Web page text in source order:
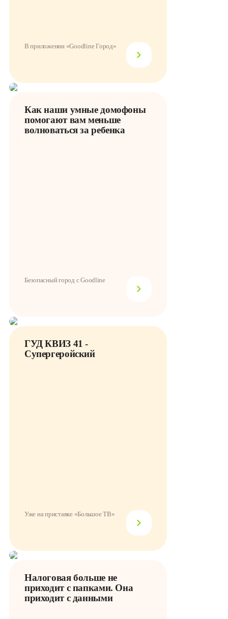
В приложении «Goodline Город»
Как наши умные домофоны
помогают вам меньше
волноваться за ребенка
Безопасный город с Goodline
ГУД КВИЗ 41 -
Супергеройский
Уже на приставке «Большое ТВ»
Налоговая больше не
приходит с папками. Она
приходит с данными